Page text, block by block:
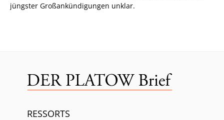
jüngster Großankündigungen unklar.
RESSORTS